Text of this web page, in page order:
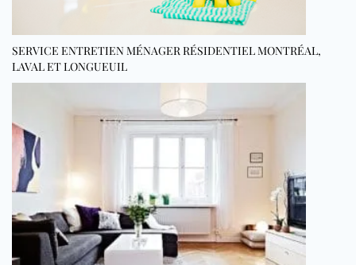
SERVICE ENTRETIEN MÉNAGER RÉSIDENTIEL MONTRÉAL,
LAVAL ET LONGUEUIL